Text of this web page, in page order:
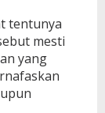
tentunya
mesti
yang